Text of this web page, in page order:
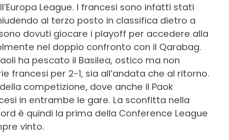
League. I francesi sono infatti stati
al terzo posto in classifica dietro a
dovuti giocare i playoff per accedere alla
nel doppio confronto con il Qarabag.
ha pescato il Basilea, ostico ma non
francesi per 2-1, sia all’andata che al ritorno.
competizione, dove anche il Paok
in entrambe le gare. La sconfitta nella
è quindi la prima della Conference League
vinto.